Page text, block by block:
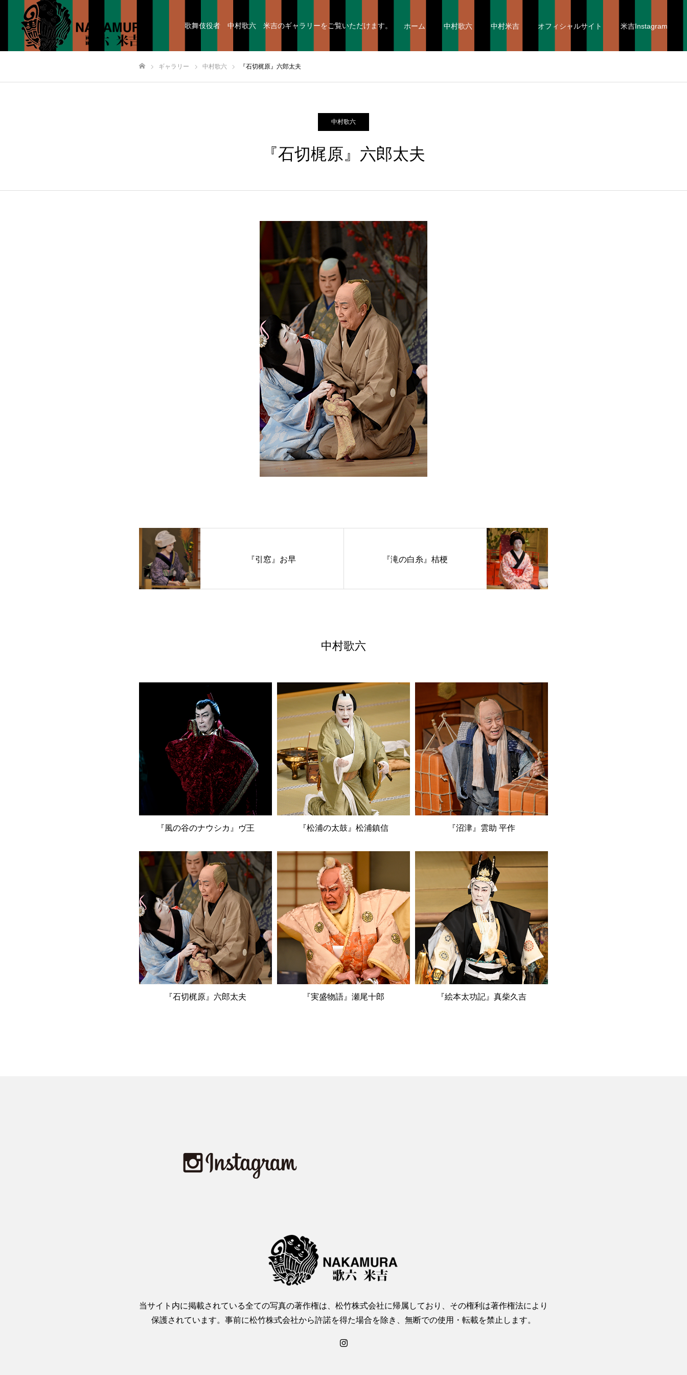
歌舞伎役者 中村歌六 米吉のギャラリーをご覧いただけます。 ホーム 中村歌六 中村米吉 オフィシャルサイト 米吉Instagram
ギャラリー 中村歌六 『石切梶原』六郎太夫
中村歌六
『石切梶原』六郎太夫
『引窓』お早 『滝の白糸』桔梗
中村歌六
『風の谷のナウシカ』ヴ王 『松浦の太鼓』松浦鎮信 『沼津』雲助 平作
『石切梶原』六郎太夫 『実盛物語』瀬尾十郎 『絵本太功記』真柴久吉
当サイト内に掲載されている全ての写真の著作権は、松竹株式会社に帰属しており、その権利は著作権法により
保護されています。事前に松竹株式会社から許諾を得た場合を除き、無断での使用・転載を禁止します。